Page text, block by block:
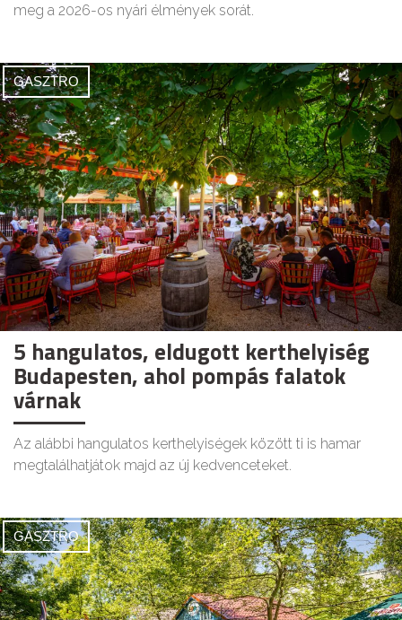
meg a 2026-os nyári élmények sorát.
GASZTRO
5 hangulatos, eldugott kerthelyiség
Budapesten, ahol pompás falatok
várnak
Az alábbi hangulatos kerthelyiségek között ti is hamar
megtalálhatjátok majd az új kedvenceteket.
GASZTRO